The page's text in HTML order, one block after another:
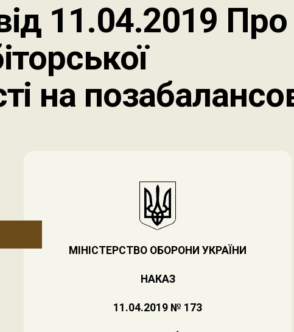
11.04.2019 Про
на
МІНІСТЕРСТВО ОБОРОНИ УКРАЇНИ
НАКАЗ
11.04.2019 № 173